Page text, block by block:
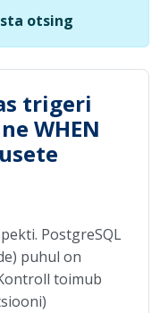
otsing
trigeri
WHEN
PostgreSQL
puhul on
toimub